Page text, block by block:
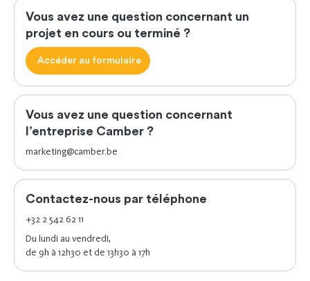
Vous avez une question concernant un
projet en cours ou terminé ?
Accéder au formulaire
Vous avez une question concernant
l’entreprise Camber ?
marketing@camber.be
Contactez-nous par téléphone
+32 2 542 62 11
Du lundi au vendredi,
de 9h à 12h30 et de 13h30 à 17h